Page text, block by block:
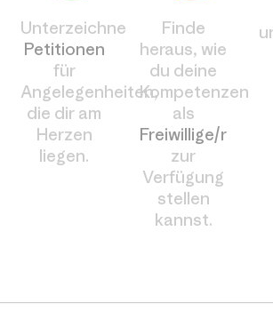
Unterzeichne
Petitionen
für
Angelegenheiten,
die dir am
Herzen
liegen.
Finde
heraus, wie
du deine
Kompetenzen
als
Freiwillige/r
zur
Verfügung
stellen
kannst.